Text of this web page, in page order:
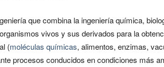
que combina la ingeniería química,
vivos y sus derivados para la
(moléculas químicas, alimentos, enzimas,
procesos conducidos en condiciones más